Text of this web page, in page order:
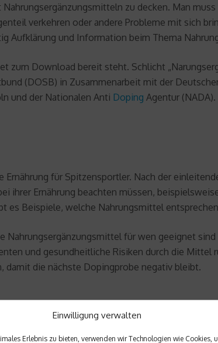
Einwilligung verwalten
Erlebnis zu bieten, verwenden wir Technologien wie Cookies,
zu decken. Man
verkehren oder andere Probleme mit sich
Aufklärung und Information beim Thema
zum Download bereit steht. Schlicht
(DOSB) in Zusammenarbeit mit der
und der Nationalen Anti Doping Agentur (NADA).
für Spitzensportler. Nach der
ihrer Ernährung beachten müssen,
es Beispiele, welche Nahrungsmittel
für wen geeignet
und gesundheitliche Risiken durch die Mittel
damit die nächste Dopingprobe negativ bleibt.